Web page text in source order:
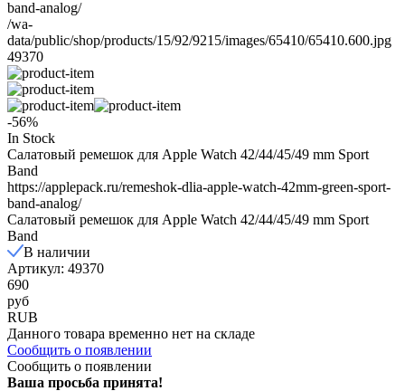
band-analog/
/wa-
data/public/shop/products/15/92/9215/images/65410/65410.600.jpg
49370
-56%
In Stock
Салатовый ремешок для Apple Watch 42/44/45/49 mm Sport
Band
https://applepack.ru/remeshok-dlia-apple-watch-42mm-green-sport-
band-analog/
Салатовый ремешок для Apple Watch 42/44/45/49 mm Sport
Band
В наличии
Артикул: 49370
690
руб
RUB
Данного товара временно нет на складе
Сообщить о появлении
Сообщить о появлении
Ваша просьба принята!